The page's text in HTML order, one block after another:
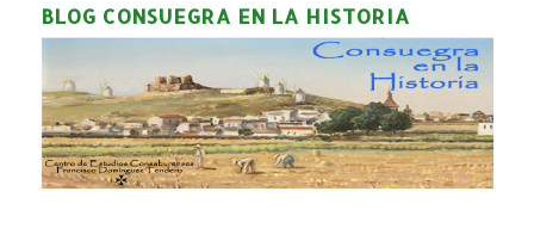
BLOG CONSUEGRA EN LA HISTORIA